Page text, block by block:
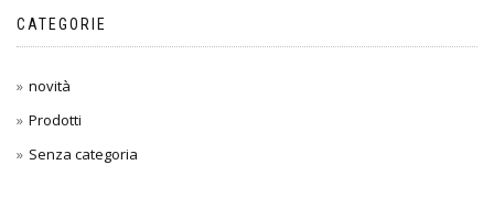
CATEGORIE
novità
Prodotti
Senza categoria